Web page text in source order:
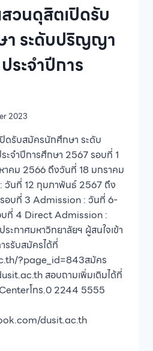
วนดุสิตเปิดรับ
ระดับปริญญา
ระจำปีการ
2023
ดรับสมัครนักศึกษา ระดับ
จำปีการศึกษา 2567 รอบที่ 1
คม 2566 ถึงวันที่ 18 มกราคม
นที่ 12 กุมภาพันธ์ 2567 ถึง
อบที่ 3 Admission : วันที่ 6-
ที่ 4 Direct Admission :
ะกาศมหาวิทยาลัยฯ ผู้สนใจเข้า
รรับสมัครได้ที่
?page_id=843สมัคร
สอบถามเพิ่มเติมได้ที่
โทร.0 2244 5555
dusit.ac.th